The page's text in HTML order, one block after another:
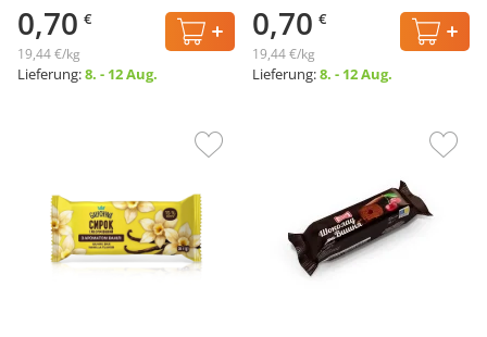
0,70 €
19,44 €/kg
Lieferung:8. - 12 Aug.
0,70 €
19,44 €/kg
Lieferung:8. - 12 Aug.